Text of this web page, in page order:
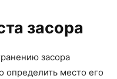
засора
засора
определить место его